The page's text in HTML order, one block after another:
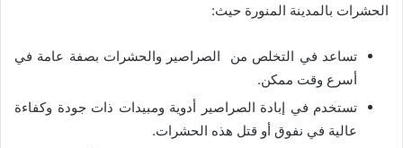
الحشرات بالمدينة المنورة حيث:
تساعد في التخلص من الصراصير والحشرات بصفة عامة في
أسرع وقت ممكن.
تستخدم في إبادة الصراصير أدوية ومبيدات ذات جودة وكفاءة
عالية في نفوق أو قتل هذه الحشرات.